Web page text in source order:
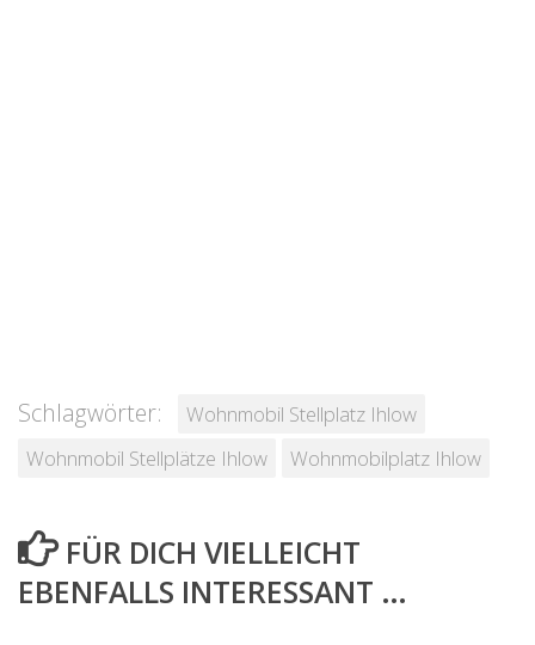
Schlagwörter:
Wohnmobil Stellplatz Ihlow
Wohnmobil Stellplätze Ihlow
Wohnmobilplatz Ihlow
FÜR DICH VIELLEICHT
EBENFALLS INTERESSANT …